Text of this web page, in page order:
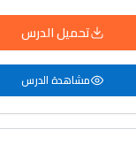
تحميل الدرس
مشاهدة الدرس